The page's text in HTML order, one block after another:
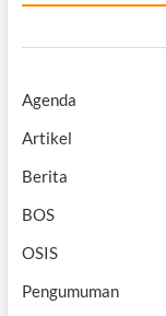
Agenda
Artikel
Berita
BOS
OSIS
Pengumuman